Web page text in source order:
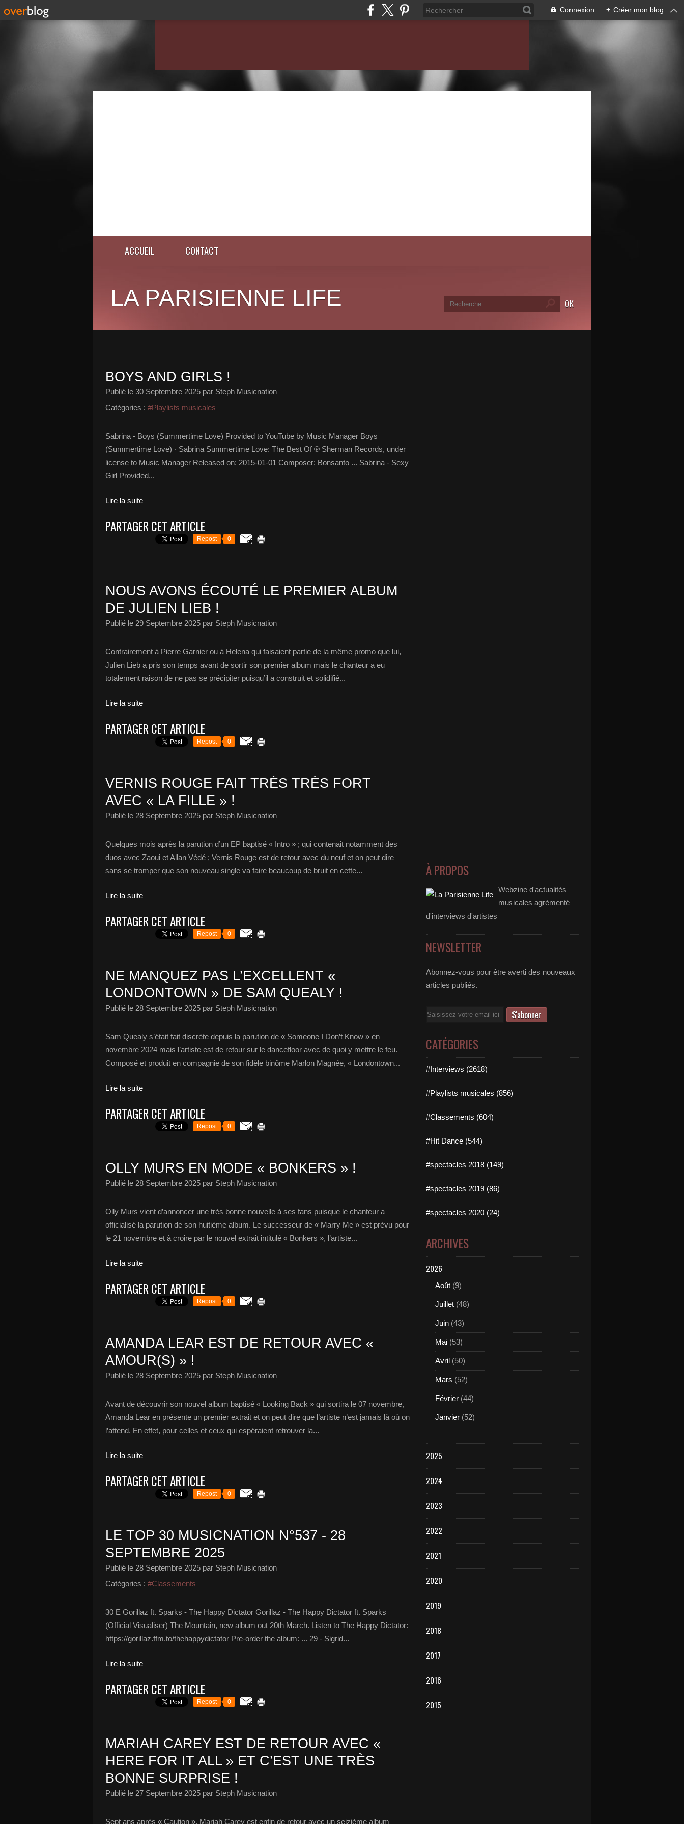
Connexion + Créer mon blog
ACCUEIL CONTACT
LA PARISIENNE LIFE
BOYS AND GIRLS !
Publié le 30 Septembre 2025 par Steph Musicnation
Catégories : #Playlists musicales
Sabrina - Boys (Summertime Love) Provided to YouTube by Music Manager Boys
(Summertime Love) · Sabrina Summertime Love: The Best Of ℗ Sherman Records, under
license to Music Manager Released on: 2015-01-01 Composer: Bonsanto ... Sabrina - Sexy
Girl Provided...
Lire la suite
PARTAGER CET ARTICLE
Repost 0
NOUS AVONS ÉCOUTÉ LE PREMIER ALBUM
DE JULIEN LIEB !
Publié le 29 Septembre 2025 par Steph Musicnation
Contrairement à Pierre Garnier ou à Helena qui faisaient partie de la même promo que lui,
Julien Lieb a pris son temps avant de sortir son premier album mais le chanteur a eu
totalement raison de ne pas se précipiter puisqu’il a construit et solidifié...
Lire la suite
PARTAGER CET ARTICLE
Repost 0
VERNIS ROUGE FAIT TRÈS TRÈS FORT
AVEC « LA FILLE » !
Publié le 28 Septembre 2025 par Steph Musicnation
Quelques mois après la parution d’un EP baptisé « Intro » ; qui contenait notamment des
duos avec Zaoui et Allan Védé ; Vernis Rouge est de retour avec du neuf et on peut dire
sans se tromper que son nouveau single va faire beaucoup de bruit en cette...
Lire la suite
PARTAGER CET ARTICLE
Repost 0
NE MANQUEZ PAS L’EXCELLENT «
LONDONTOWN » DE SAM QUEALY !
Publié le 28 Septembre 2025 par Steph Musicnation
Sam Quealy s’était fait discrète depuis la parution de « Someone I Don’t Know » en
novembre 2024 mais l’artiste est de retour sur le dancefloor avec de quoi y mettre le feu.
Composé et produit en compagnie de son fidèle binôme Marlon Magnée, « Londontown...
Lire la suite
PARTAGER CET ARTICLE
Repost 0
OLLY MURS EN MODE « BONKERS » !
Publié le 28 Septembre 2025 par Steph Musicnation
Olly Murs vient d’annoncer une très bonne nouvelle à ses fans puisque le chanteur a
officialisé la parution de son huitième album. Le successeur de « Marry Me » est prévu pour
le 21 novembre et à croire par le nouvel extrait intitulé « Bonkers », l’artiste...
Lire la suite
PARTAGER CET ARTICLE
Repost 0
AMANDA LEAR EST DE RETOUR AVEC «
AMOUR(S) » !
Publié le 28 Septembre 2025 par Steph Musicnation
Avant de découvrir son nouvel album baptisé « Looking Back » qui sortira le 07 novembre,
Amanda Lear en présente un premier extrait et on peut dire que l’artiste n’est jamais là où on
l’attend. En effet, pour celles et ceux qui espéraient retrouver la...
Lire la suite
PARTAGER CET ARTICLE
Repost 0
LE TOP 30 MUSICNATION N°537 - 28
SEPTEMBRE 2025
Publié le 28 Septembre 2025 par Steph Musicnation
Catégories : #Classements
30 E Gorillaz ft. Sparks - The Happy Dictator Gorillaz - The Happy Dictator ft. Sparks
(Official Visualiser) The Mountain, new album out 20th March. Listen to The Happy Dictator:
https://gorillaz.ffm.to/thehappydictator Pre-order the album: ... 29 - Sigrid...
Lire la suite
PARTAGER CET ARTICLE
Repost 0
MARIAH CAREY EST DE RETOUR AVEC «
HERE FOR IT ALL » ET C’EST UNE TRÈS
BONNE SURPRISE !
Publié le 27 Septembre 2025 par Steph Musicnation
Sept ans après « Caution », Mariah Carey est enfin de retour avec un seizième album
À PROPOS
Webzine d'actualités
musicales agrémenté
d'interviews d'artistes
NEWSLETTER
Abonnez-vous pour être averti des nouveaux
articles publiés.
Email
CATÉGORIES
#Interviews (2618)
#Playlists musicales (856)
#Classements (604)
#Hit Dance (544)
#spectacles 2018 (149)
#spectacles 2019 (86)
#spectacles 2020 (24)
ARCHIVES
2026
Août (9)
Juillet (48)
Juin (43)
Mai (53)
Avril (50)
Mars (52)
Février (44)
Janvier (52)
2025
2024
2023
2022
2021
2020
2019
2018
2017
2016
2015